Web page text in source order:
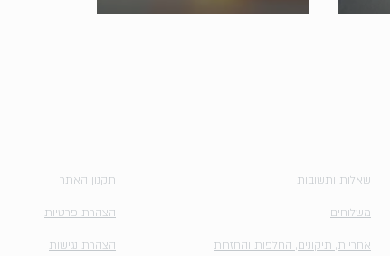
תקנון האתר
הצהרת פרטיות
הצהרת נגישות
שאלות ותשובות
משלוחים
אחריות, תיקונים, החלפות והחזרות